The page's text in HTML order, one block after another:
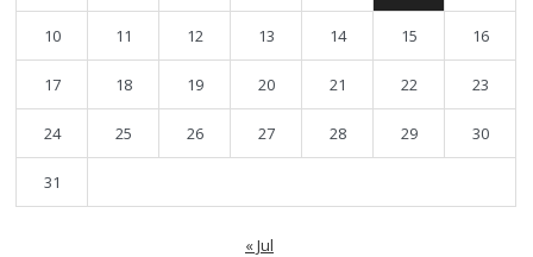
10 11 12 13 14 15 16
17 18 19 20 21 22 23
24 25 26 27 28 29 30
31
« Jul